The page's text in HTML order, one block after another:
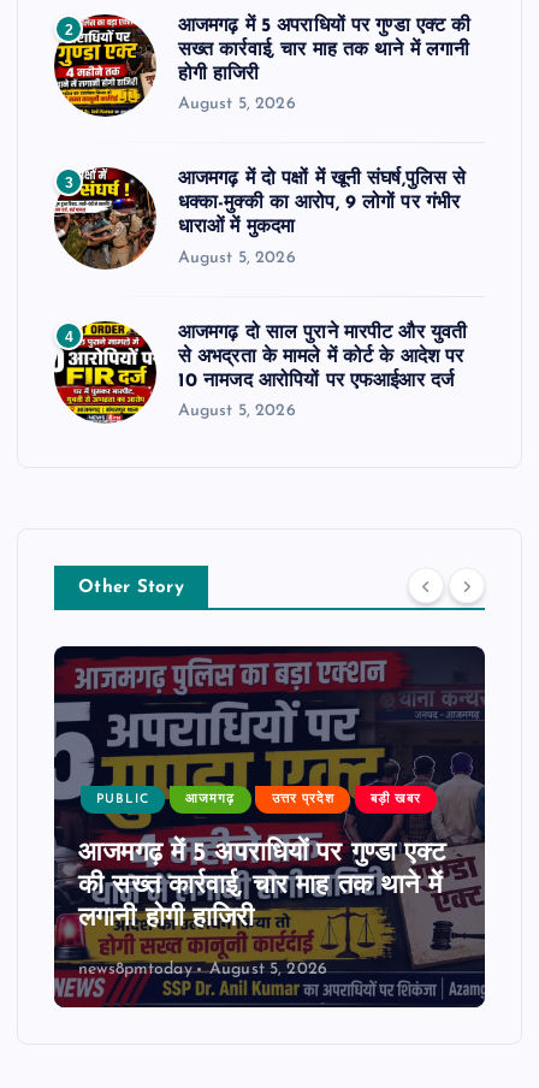
2
आजमगढ़ में 5 अपराधियों पर गुण्डा एक्ट की
सख्त कार्रवाई, चार माह तक थाने में लगानी
होगी हाजिरी
August 5, 2026
3
आजमगढ़ में दो पक्षों में खूनी संघर्ष,पुलिस से
धक्का-मुक्की का आरोप, 9 लोगों पर गंभीर
धाराओं में मुकदमा
August 5, 2026
4
आजमगढ़ दो साल पुराने मारपीट और युवती
से अभद्रता के मामले में कोर्ट के आदेश पर
10 नामजद आरोपियों पर एफआईआर दर्ज
August 5, 2026
Other Story
PUBLIC आजमगढ़ उत्तर प्रदेश बड़ी खबर
आजमगढ़ में 5 अपराधियों पर गुण्डा एक्ट
की सख्त कार्रवाई, चार माह तक थाने में
लगानी होगी हाजिरी
news8pmtoday August 5, 2026